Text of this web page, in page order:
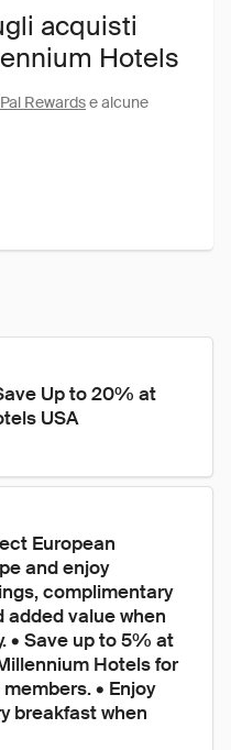
acquisti
Hotels
Rewardse alcune
Up to 20% at
USA
European
and enjoy
complimentary
added value when
• Save up to 5% at
Hotels for
• Enjoy
breakfast when